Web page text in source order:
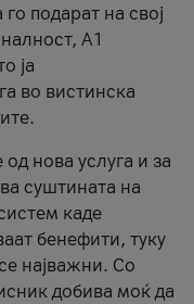
го подарат на свој
А1
ја
во вистинска
нова услуга и за
суштината на
каде
бенефити, туку
најважни. Со
добива моќ да